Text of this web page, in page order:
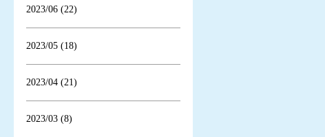
2023/06 (22)
2023/05 (18)
2023/04 (21)
2023/03 (8)